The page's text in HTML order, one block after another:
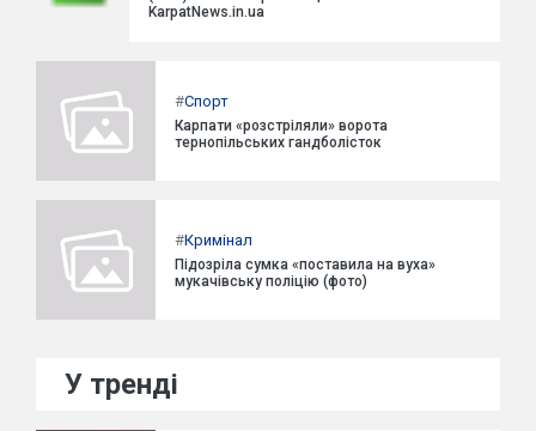
KarpatNews.in.ua
#Спорт
Карпати «розстріляли» ворота
тернопільських гандболісток
#Кримінал
Підозріла сумка «поставила на вуха»
мукачівську поліцію (фото)
У тренді